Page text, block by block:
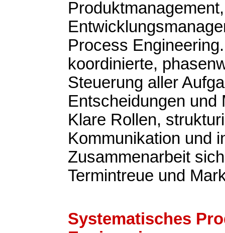
Produktmanagement,
Process
koordinierte,
Steuerung aller
Entscheidungen und
Klare Rollen,
Kommunikation und
Zusammenarbeit
Termintreue und
Systematisches